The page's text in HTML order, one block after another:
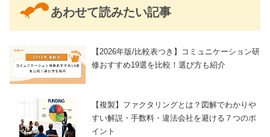
あわせて読みたい記事
【2026年版/比較表つき】コミュニケーション研
修おすすめ19選を比較！選び方も紹介
【複製】ファクタリングとは？図解でわかりや
すい解説・手数料・違法会社を避ける７つのポ
イント